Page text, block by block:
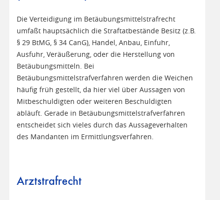
Die Verteidigung im Betäubungsmittelstrafrecht
umfaßt hauptsächlich die Straftatbestände Besitz (z.B.
§ 29 BtMG, § 34 CanG), Handel, Anbau, Einfuhr,
Ausfuhr, Veräußerung, oder die Herstellung von
Betäubungsmitteln. Bei
Betäubungsmittelstrafverfahren werden die Weichen
häufig früh gestellt, da hier viel über Aussagen von
Mitbeschuldigten oder weiteren Beschuldigten
abläuft. Gerade in Betäubungsmittelstrafverfahren
entscheidet sich vieles durch das Aussageverhalten
des Mandanten im Ermittlungsverfahren.
Arztstrafrecht